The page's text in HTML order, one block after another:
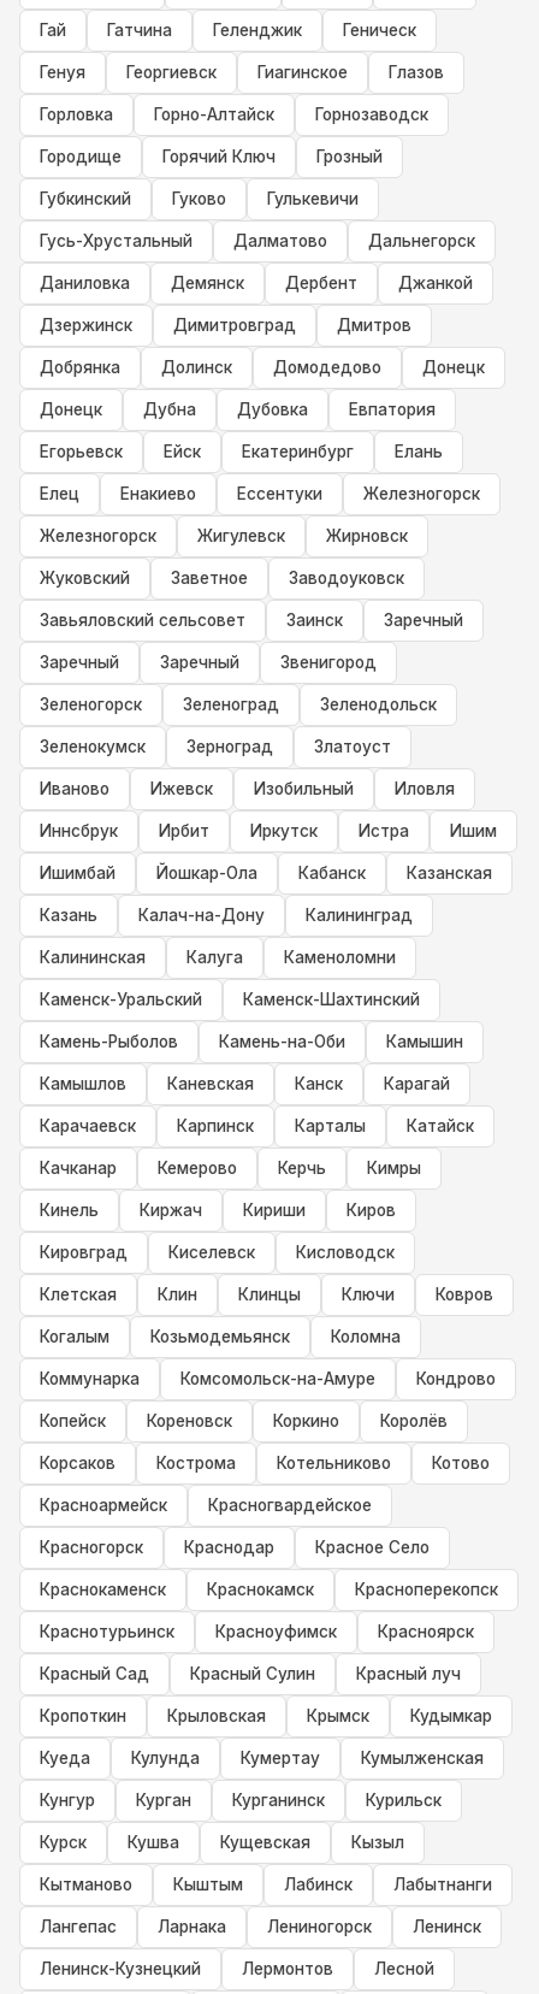
Гай Гатчина Геленджик Геническ
Генуя Георгиевск Гиагинское Глазов
Горловка Горно-Алтайск Горнозаводск
Городище Горячий Ключ Грозный
Губкинский Гуково Гулькевичи
Гусь-Хрустальный Далматово Дальнегорск
Даниловка Демянск Дербент Джанкой
Дзержинск Димитровград Дмитров
Добрянка Долинск Домодедово Донецк
Донецк Дубна Дубовка Евпатория
Егорьевск Ейск Екатеринбург Елань
Елец Енакиево Ессентуки Железногорск
Железногорск Жигулевск Жирновск
Жуковский Заветное Заводоуковск
Завьяловский сельсовет Заинск Заречный
Заречный Заречный Звенигород
Зеленогорск Зеленоград Зеленодольск
Зеленокумск Зерноград Златоуст
Иваново Ижевск Изобильный Иловля
Иннсбрук Ирбит Иркутск Истра Ишим
Ишимбай Йошкар-Ола Кабанск Казанская
Казань Калач-на-Дону Калининград
Калининская Калуга Каменоломни
Каменск-Уральский Каменск-Шахтинский
Камень-Рыболов Камень-на-Оби Камышин
Камышлов Каневская Канск Карагай
Карачаевск Карпинск Карталы Катайск
Качканар Кемерово Керчь Кимры
Кинель Киржач Кириши Киров
Кировград Киселевск Кисловодск
Клетская Клин Клинцы Ключи Ковров
Когалым Козьмодемьянск Коломна
Коммунарка Комсомольск-на-Амуре Кондрово
Копейск Кореновск Коркино Королёв
Корсаков Кострома Котельниково Котово
Красноармейск Красногвардейское
Красногорск Краснодар Красное Село
Краснокаменск Краснокамск Красноперекопск
Краснотурьинск Красноуфимск Красноярск
Красный Сад Красный Сулин Красный луч
Кропоткин Крыловская Крымск Кудымкар
Куеда Кулунда Кумертау Кумылженская
Кунгур Курган Курганинск Курильск
Курск Кушва Кущевская Кызыл
Кытманово Кыштым Лабинск Лабытнанги
Лангепас Ларнака Лениногорск Ленинск
Ленинск-Кузнецкий Лермонтов Лесной